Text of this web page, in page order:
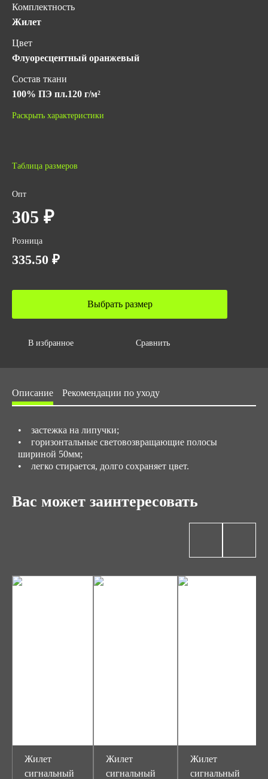
Комплектность
Жилет
Цвет
Флуоресцентный оранжевый
Состав ткани
100% ПЭ пл.120 г/м²
Класс защиты
5 лет с даты изготовления (при соблюдении условий
ГОСТ
ГОСТ 12.4.281-2014
0.0005
Объем упаковки,м3
с 44 до 62
Раскрыть характеристики
Таблица размеров
Опт
305 ₽
Розница
335.50 ₽
Выбрать размер
В избранное Сравнить
Описание Рекомендации по уходу
• застежка на липучки;
• горизонтальные световозвращающие полосы
шириной 50мм;
• легко стирается, долго сохраняет цвет.
Вас может заинтересовать
Жилет
сигнальный
Жилет
сигнальный
Жилет
сигнальный